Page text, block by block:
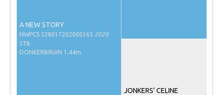
Hengstenkeuring
A NEW STORY
NWPCS 528017202000365 2020
STB
DONKERBRUIN 1,44m
JONKERS' CELINE